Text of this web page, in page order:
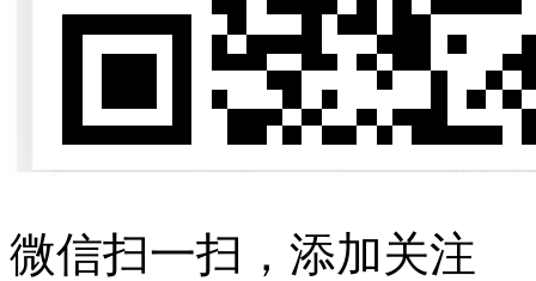
微信扫一扫，添加关注